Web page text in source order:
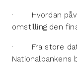
· Hvordan
omstilling den
· Fra store
Nationalbankens